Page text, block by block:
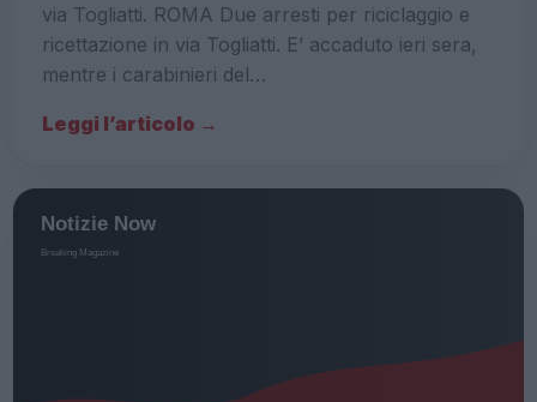
via Togliatti. ROMA Due arresti per riciclaggio e
ricettazione in via Togliatti. E’ accaduto ieri sera,
mentre i carabinieri del…
Leggi l’articolo →